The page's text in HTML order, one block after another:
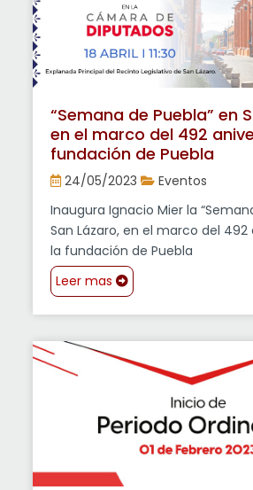
“Semana de Puebla” en
en el marco del 492
fundación de Puebla
24/05/2023
Eventos
Inaugura Ignacio Mier la
San Lázaro, en el marco del 492
la fundación de Puebla
Leer mas